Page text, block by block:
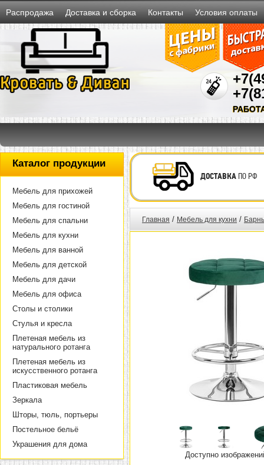
Распродажа Доставка и сборка Контакты Условия оплаты
Каталог продукции
Мебель для прихожей
Мебель для гостиной
Мебель для спальни
Мебель для кухни
Мебель для ванной
Мебель для детской
Мебель для дачи
Мебель для офиса
Столы и столики
Стулья и кресла
Плетеная мебель из
натурального ротанга
Плетеная мебель из
искусственного ротанга
Пластиковая мебель
Зеркала
Шторы, тюль, портьеры
Постельное бельё
Украшения для дома
ДОСТАВКАПО РФ
Главная / Мебель для кухни /
Доступно